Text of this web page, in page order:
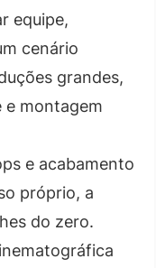
equipe,
cenário
grandes,
e montagem
e acabamento
próprio, a
do zero.